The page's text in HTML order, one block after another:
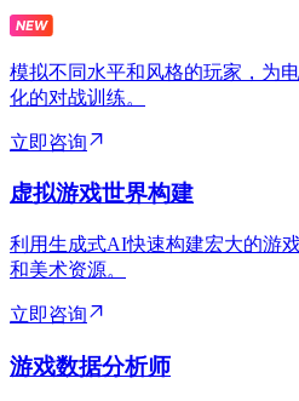
模拟不同水平和风格的玩家，为
化的对战训练。
立即咨询
虚拟游戏世界构建
利用生成式AI快速构建宏大的游
和美术资源。
立即咨询
游戏数据分析师